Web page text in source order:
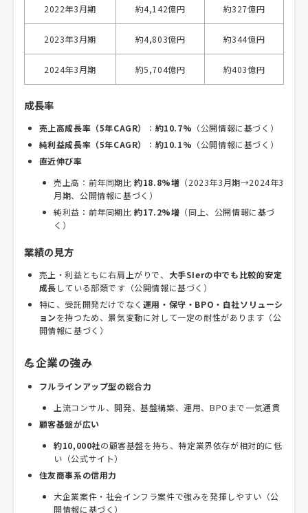
2022年3月期 約4,142億円 約327億円
2023年3月期 約4,803億円 約344億円
2024年3月期 約5,704億円 約403億円
成長率
売上高成長率（5年CAGR） ： 約10.7% （公開情報に基づく）
純利益成長率（5年CAGR）
： 約10.1% （公開情報に基づく）
直近伸び率
売上高：前年同期比約18.8%増 （2023年3月期→2024年3
月期、公開情報に基づく）
純利益：前年同期比約17.2%増 （同上、公開情報に基づ
く）
業績の見方
売上・利益ともに右肩上がりで、 大手SIerの中でも比較的安定
成長 している部類です（公開情報に基づく）
特に、受託開発だけでなく 運用・保守・BPO・自社ソリューシ
ョンを持つため、景気変動に対して一定の耐性があります（公
開情報に基づく）
💪企業の強み
フルラインアップ型の総合力
上流コンサル、開発、基盤構築、運用、BPOまで一気通貫
顧客基盤が広い
約10,000社の顧客基盤を持ち、特定業界依存が相対的に低
い（公式サイト）
住友商事系の信用力
大企業案件・社会インフラ案件で強みを発揮しやすい（公
開情報に基づく）